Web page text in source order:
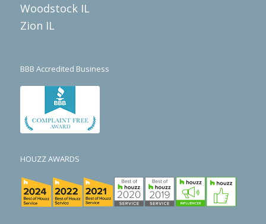
Woodstock IL
Zion IL
BBB Accredited Business
HOUZZ AWARDS